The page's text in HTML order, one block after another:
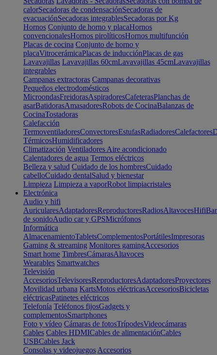
calorSecadoras de condensaciónSecadoras de
evacuaciónSecadoras integrablesSecadoras por Kg
Hornos Conjunto de horno y placaHornos
convencionalesHornos pirolíticosHornos multifunción
Placas de cocina Conjunto de horno y
placaVitrocerámicaPlacas de inducciónPlacas de gas
Lavavajillas Lavavajillas 60cmLavavajillas 45cmLavavajillas
integrables
Campanas extractoras Campanas decorativas
Pequeños electrodomésticos
MicroondasFreidorasAspiradoresCafeterasPlanchas de
asarBatidorasAmasadoresRobots de CocinaBalanzas de
CocinaTostadoras
Calefacción
TermoventiladoresConvectoresEstufasRadiadoresCalefactores
TérmicosHumidificadores
Climatización Ventiladores Aire acondicionado
Calentadores de agua Termos eléctricos
Belleza y salud Cuidado de los hombresCuidado
cabelloCuidado dentalSalud y bienestar
Limpieza Limpieza a vaporRobot limpiacristales
Electrónica
Audio y hifi
AuricularesAdaptadoresReproductoresRadiosAltavocesHifi
de sonidoAudio car y GPSMicrófonos
Informática
AlmacenamientoTabletsComplementosPortátilesImpresoras
Gaming & streaming Monitores gamingAccesorios
Smart home TimbresCámarasAltavoces
Wearables Smartwatches
Televisión
AccesoriosTelevisoresReproductoresAdaptadoresProyectores
Movilidad urbana KartsMotos eléctricasAccesoriosBicicletas
eléctricasPatinetes eléctricos
Telefonía Teléfonos fijosGadgets y
complementosSmartphones
Foto y vídeo Cámaras de fotosTrípodesVideocámaras
Cables Cables HDMICables de alimentaciónCables
USBCables Jack
Consolas y videojuegos Accesorios